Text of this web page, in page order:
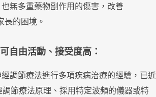
無多重藥物副作用的傷害，改善
的困境。
自由活動、接受度高：
節療法進行多項疾病治療的經驗，已近
節療法原理、採用特定波頻的儀器或特